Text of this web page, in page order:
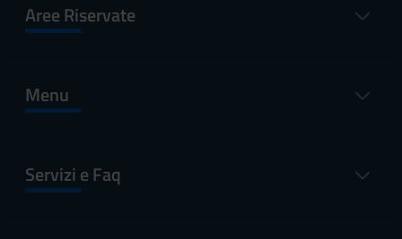
Aree Riservate
Menu
Servizi e Faq